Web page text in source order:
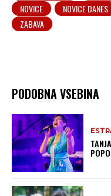
NOVICE
NOVICE DANES
ZABAVA
PODOBNA VSEBINA